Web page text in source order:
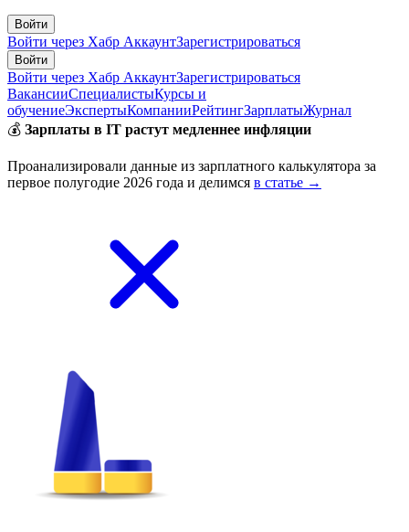
Войти
Войти через Хабр АккаунтЗарегистрироваться
Войти
Войти через Хабр АккаунтЗарегистрироваться
ВакансииСпециалистыКурсы и
обучениеЭкспертыКомпанииРейтингЗарплатыЖурнал
💰 Зарплаты в IT растут медленнее инфляции
Проанализировали данные из зарплатного калькулятора за
первое полугодие 2026 года и делимся в статье →